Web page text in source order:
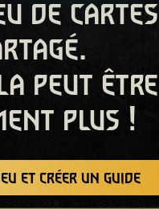
de cartes
peut être
plus !
et créer un guide